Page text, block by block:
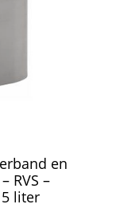
en
RVS –
liter